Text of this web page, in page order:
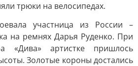
трюки на велосипедах.
участница из России –
на ремнях Дарья Руденко. При
«Дива» артистке пришлось
Золотые короны достались